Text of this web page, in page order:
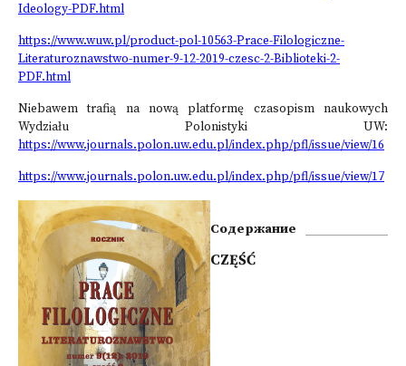
Ideology-PDF.html
https://www.wuw.pl/product-pol-10563-Prace-Filologiczne-
Literaturoznawstwo-numer-9-12-2019-czesc-2-Biblioteki-2-
PDF.html
Niebawem trafią na nową platformę czasopism naukowych
Wydziału Polonistyki UW:
https://www.journals.polon.uw.edu.pl/index.php/pfl/issue/view/16
https://www.journals.polon.uw.edu.pl/index.php/pfl/issue/view/17
Содержание
CZĘŚĆ